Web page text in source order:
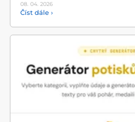
08. 04. 2026
Číst dále ›